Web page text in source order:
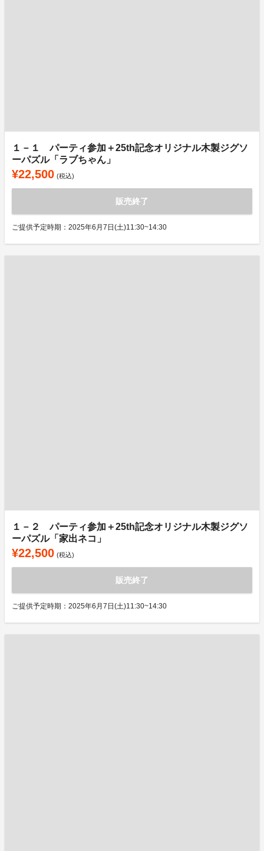
１－１ パーティ参加＋25th記念オリジナル木製ジグソ
ーパズル「ラブちゃん」
¥22,500 (税込)
販売終了
ご提供予定時期：2025年6月7日(土)11:30~14:30
１－２ パーティ参加＋25th記念オリジナル木製ジグソ
ーパズル「家出ネコ」
¥22,500 (税込)
販売終了
ご提供予定時期：2025年6月7日(土)11:30~14:30